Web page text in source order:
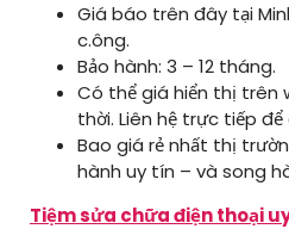
Giá báo trên đây tại
c.ông.
Bảo hành: 3 – 12 tháng.
Có thể giá hiển thị trên
thời. Liên hệ trực tiếp
Bao giá rẻ nhất thị
hành uy tín – và song
Tiệm sửa chữa điện thoại